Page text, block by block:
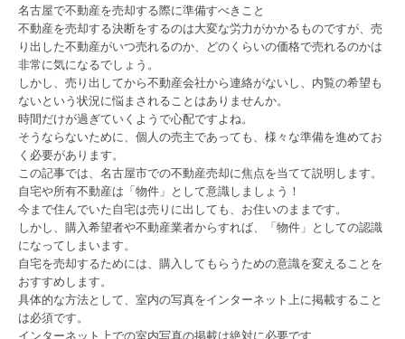
名古屋で不動産を売却する際に準備すべきこと
不動産を売却する決断をするのは大変な労力がかかるものですが、売
り出した不動産がいつ売れるのか、どのくらいの価格で売れるのかは
非常に気になるでしょう。
しかし、売り出してから不動産会社から連絡がないし、内覧の希望も
ないという状況に悩まされることはありませんか。
時間だけが過ぎていくようで心配ですよね。
そうならないために、個人の売主であっても、様々な準備を進めてお
く必要があります。
この記事では、名古屋市での不動産売却に焦点を当てて説明します。
自宅や所有不動産は「物件」として意識しましょう！
今まで住んでいた自宅は売りに出しても、お住いのままです。
しかし、購入希望者や不動産業者からすれば、「物件」としての認識
になってしまいます。
自宅を売却するためには、購入してもらうための意識を変えることを
おすすめします。
具体的な方法として、室内の写真をインターネット上に掲載すること
は必須です。
インターネット上での室内写真の掲載は絶対に必要です